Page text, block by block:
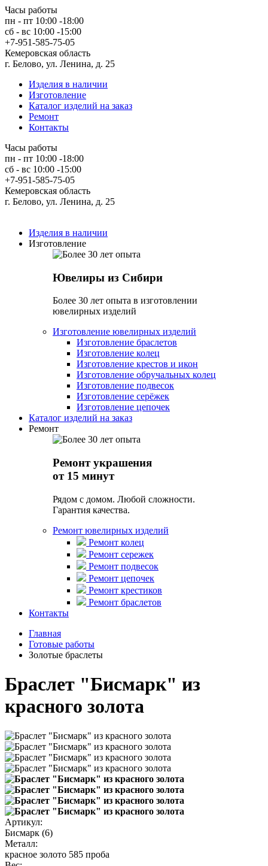
Часы работы
пн - пт 10:00 -18:00
сб - вс 10:00 -15:00
+7-951-585-75-05
Кемеровская область
г. Белово, ул. Ленина, д. 25
Изделия в наличии
Изготовление
Каталог изделий на заказ
Ремонт
Контакты
Часы работы
пн - пт 10:00 -18:00
сб - вс 10:00 -15:00
+7-951-585-75-05
Кемеровская область
г. Белово, ул. Ленина, д. 25
Изделия в наличии
Изготовление
Ювелиры из Сибири
Более 30 лет опыта в изготовлении
ювелирных изделий
Изготовление ювелирных изделий
Изготовление браслетов
Изготовление колец
Изготовление крестов и икон
Изготовление обручальных колец
Изготовление подвесок
Изготовление серёжек
Изготовление цепочек
Каталог изделий на заказ
Ремонт
Ремонт украшения
от 15 минут
Рядом с домом. Любой сложности.
Гарантия качества.
Ремонт ювелирных изделий
Ремонт колец
Ремонт сережек
Ремонт подвесок
Ремонт цепочек
Ремонт крестиков
Ремонт браслетов
Контакты
Главная
Готовые работы
Золотые браслеты
Браслет "Бисмарк" из
красного золота
Артикул:
Бисмарк (6)
Металл:
красное золото 585 проба